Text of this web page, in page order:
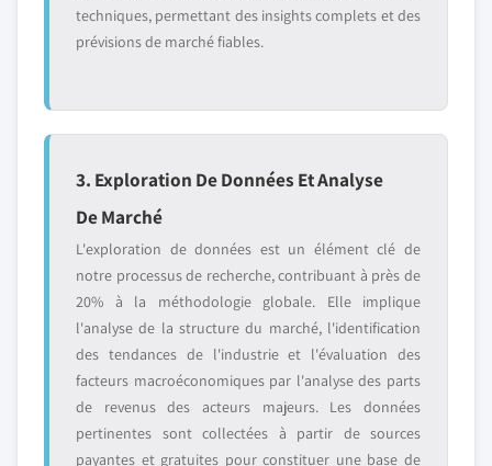
techniques, permettant des insights complets et des
prévisions de marché fiables.
3. Exploration De Données Et Analyse
De Marché
L'exploration de données est un élément clé de
notre processus de recherche, contribuant à près de
20% à la méthodologie globale. Elle implique
l'analyse de la structure du marché, l'identification
des tendances de l'industrie et l'évaluation des
facteurs macroéconomiques par l'analyse des parts
de revenus des acteurs majeurs. Les données
pertinentes sont collectées à partir de sources
payantes et gratuites pour constituer une base de